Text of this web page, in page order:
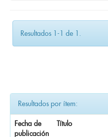
Resultados 1-1 de 1.
Resultados por ítem:
Fecha de
publicación
Título